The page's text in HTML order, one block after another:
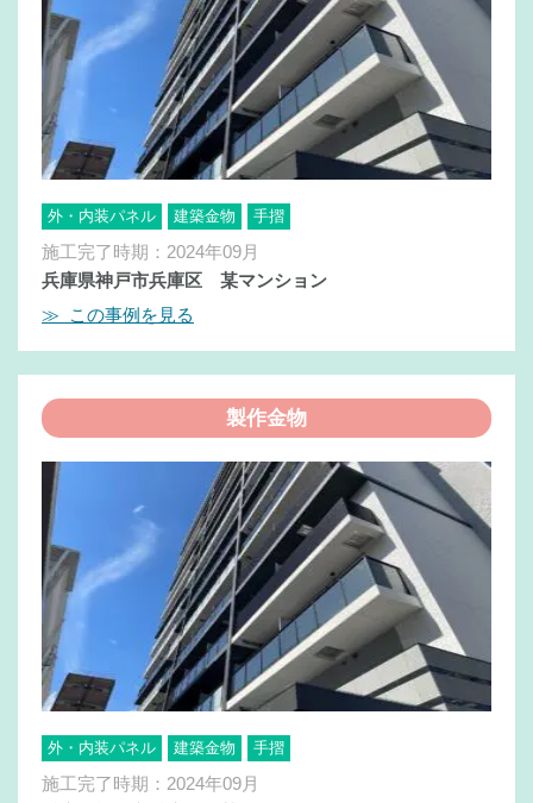
外・内装パネル 建築金物 手摺
施工完了時期：2024年09月
兵庫県神戸市兵庫区 某マンション
≫ この事例を見る
製作金物
外・内装パネル 建築金物 手摺
施工完了時期：2024年09月